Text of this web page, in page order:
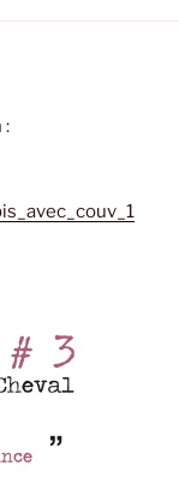
: